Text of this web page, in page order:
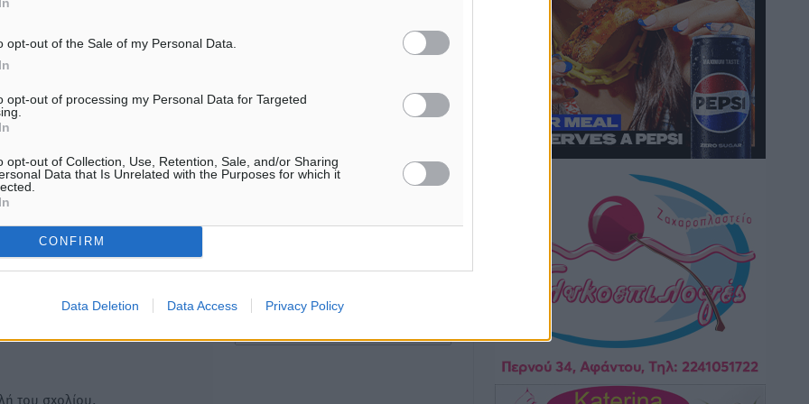
opt-out of the Sale of my Personal Data.
opt-out of processing my Personal Data for Targeted
opt-out of Collection, Use, Retention, Sale, and/or Sharing
Data that Is Unrelated with the Purposes for which it
CONFIRM
Data Deletion Data Access Privacy Policy
Νέες ταυτότητες: Ποιοι πρέπει
06.08.26 · 13:25
Η Δημοκρατική δεν υιοθετεί
όποια σχόλια θεωρούμε
Χρήστες που δεν τηρούν
του σχολίου.
Για την μερική αναπαραγωγή της
είναι απαραίτητη η χρήση του
συνδέσμου παραπομπής προς το
Hotels – Χατζηλαζάρου – Προχωρά
καινούργιο ξενοδοχείο στην Κω
Τοπικές Ειδήσεις• πριν 8 ώρες
Αυτοκίνητο μπήκε παράνομα σε
μονόδρομο στο Μαστιχάρι –
Αναποδογύρισε όχημα με μητέρα και
πριν 8 ώρες
“Η Ευρώπη αντιμετώπιζε το
προσφυγικό σαν ταινία τρόμου” – Η
συγκλονιστική μαρτυρία της Χαρούλας
Γιασιράνη στον RV για τα γεγονότα που
οδήγησαν στο Σύμφωνο της Λέρου
Τοπικές Ειδήσεις• πριν 8 ώρες
Συναυλία με τον Γιάννη Κότσιρα στις